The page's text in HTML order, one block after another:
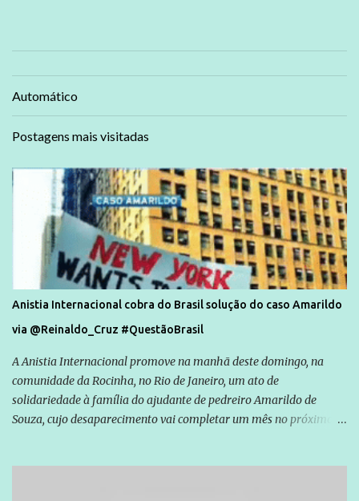
Automático
Postagens mais visitadas
Anistia Internacional cobra do Brasil solução do caso Amarildo
via @Reinaldo_Cruz #QuestãoBrasil
A Anistia Internacional promove na manhã deste domingo, na
comunidade da Rocinha, no Rio de Janeiro, um ato de
solidariedade à família do ajudante de pedreiro Amarildo de
Souza, cujo desaparecimento vai completar um mês no próximo